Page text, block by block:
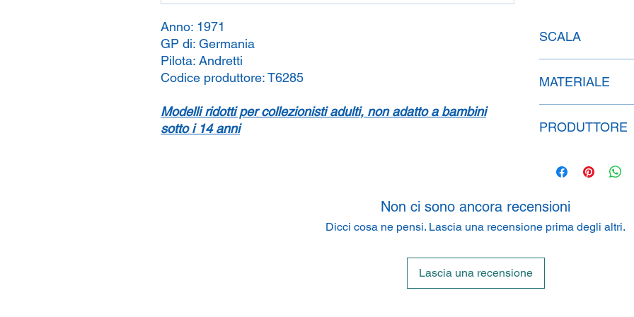
Anno: 1971
GP di: Germania
Pilota: Andretti
Codice produttore:T6285
Modelli ridotti per collezionisti adulti, non adatto a bambini
sotto i 14 anni
SCALA
MATERIALE
PRODUTTORE
333 Boulevard, El
Non ci sono ancora recensioni
Dicci cosa ne pensi. Lascia una recensione prima degli altri.
Lascia una recensione